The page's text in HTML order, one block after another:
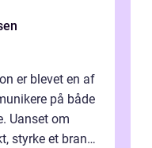
er blevet en af
på både
Uanset om
styrke et brand,